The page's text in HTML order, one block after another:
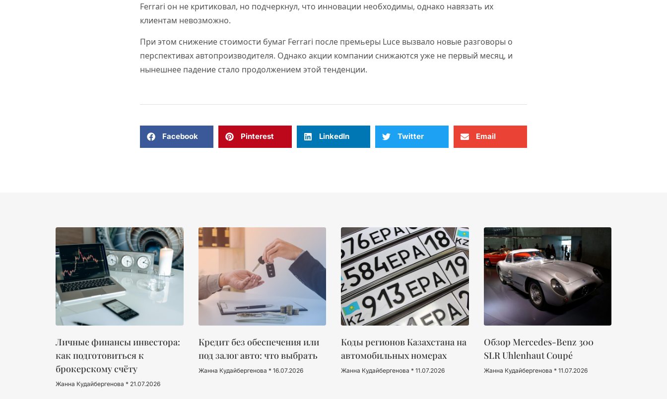
Ferrari он не критиковал, но подчеркнул, что инновации необходимы, однако навязать их
клиентам невозможно.
При этом снижение стоимости бумаг Ferrari после премьеры Luce вызвало новые разговоры о
перспективах автопроизводителя. Однако акции компании снижаются уже не первый месяц, и
нынешнее падение стало продолжением этой тенденции.
Facebook Pinterest LinkedIn Twitter Email
Личные финансы инвестора:
как подготовиться к
брокерскому счёту
Жанна Кудайбергенова 21.07.2026
Кредит без обеспечения или
под залог авто: что выбрать
Жанна Кудайбергенова 16.07.2026
Коды регионов Казахстана на
автомобильных номерах
Жанна Кудайбергенова 11.07.2026
Обзор Mercedes-Benz 300
SLR Uhlenhaut Coupé
Жанна Кудайбергенова 11.07.2026